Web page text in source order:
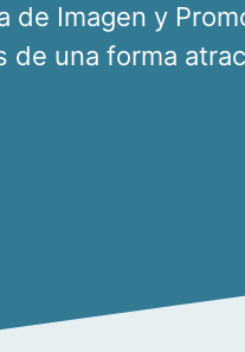
de Imagen y
de una forma